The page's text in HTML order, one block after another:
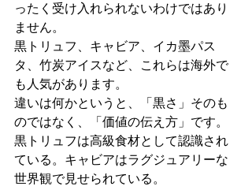
ったく受け入れられないわけではあり
ません。
黒トリュフ、キャビア、イカ墨パス
タ、竹炭アイスなど、これらは海外で
も人気があります。
違いは何かというと、「黒さ」そのも
のではなく、「価値の伝え方」です。
黒トリュフは高級食材として認識され
ている。キャビアはラグジュアリーな
世界観で見せられている。